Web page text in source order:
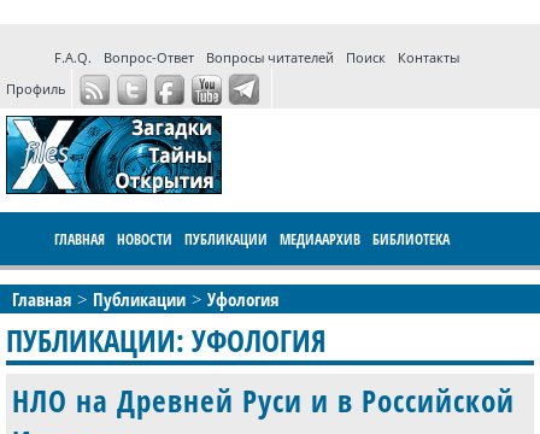
F.A.Q. Вопрос-Ответ Вопросы читателей Поиск
Контакты
Профиль
ГЛАВНАЯ НОВОСТИ ПУБЛИКАЦИИ МЕДИААРХИВ БИБЛИОТЕКА
ПРОГРАММЫ ФОРУМ LIVE
Главная Публикации Уфология
ПУБЛИКАЦИИ: УФОЛОГИЯ
НЛО на Древней Руси и в Российской